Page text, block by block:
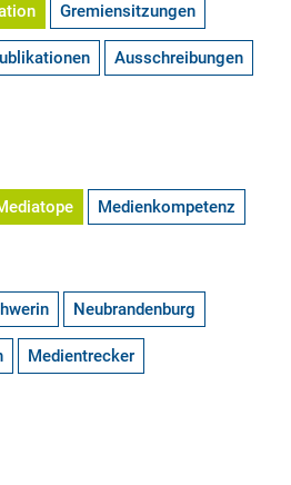
Gremiensitzungen
Ausschreibungen
Medienkompetenz
Neubrandenburg
Medientrecker